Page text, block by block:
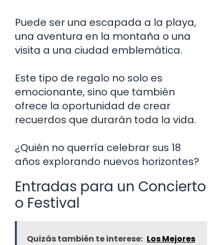
Puede ser una escapada a la playa,
una aventura en la montaña o una
visita a una ciudad emblemática.
Este tipo de regalo no solo es
emocionante, sino que también
ofrece la oportunidad de crear
recuerdos que durarán toda la vida.
¿Quién no querría celebrar sus 18
años explorando nuevos horizontes?
Entradas para un Concierto
o Festival
Quizás también te interese: Los Mejores